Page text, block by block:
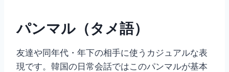
パンマル（タメ語）
友達や同年代・年下の相手に使うカジュアルな表
現です。韓国の日常会話ではこのパンマルが基本